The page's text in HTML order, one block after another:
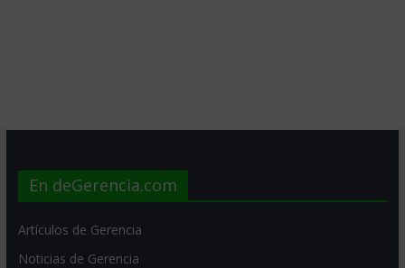
En deGerencia.com
Artículos de Gerencia
Noticias de Gerencia